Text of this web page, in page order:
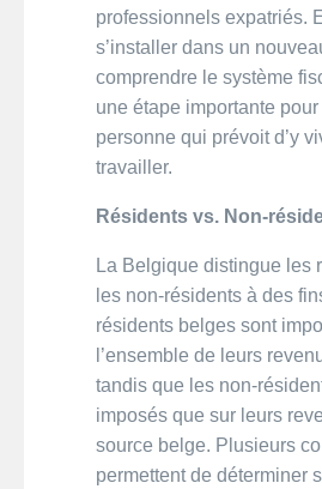
professionnels expatriés.
s’installer dans un
comprendre le système
une étape importante pour
personne qui prévoit d’y
travailler.
Résidents vs. Non-
La Belgique distingue les
les non-résidents à des
résidents belges sont
l’ensemble de leurs
tandis que les non-
imposés que sur leurs
source belge. Plusieurs
permettent de déterminer